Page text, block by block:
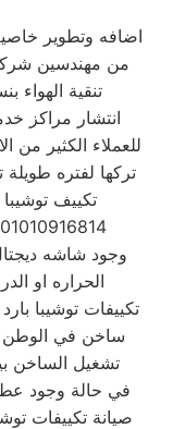
اضافه وتطوير
من مهندسين
تنقية الهواء بنسبة 100% وازلة جميع
انتشار مراكز
للعملاء الكثير من
تركها لفتره
تكييف
01010916814 اتصل وسوف نحل اي عطل مهما كان
وجود شاشه
الحراره او
تكييفات توشيبا
ساخن في الوطن
تشغيل الساخن
في حالة وجود
صيانة تكييفات